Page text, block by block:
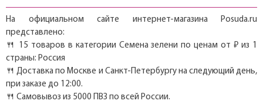
На официальном сайте интернет-магазина Posuda.ru
представлено:
🍴 15 товаров в категории Семена зелени по ценам от ₽ из 1
страны: Россия
🍴 Доставка по Москве и Санкт-Петербургу на следующий день,
при заказе до 12:00.
🍴 Самовывоз из 5000 ПВЗ по всей России.